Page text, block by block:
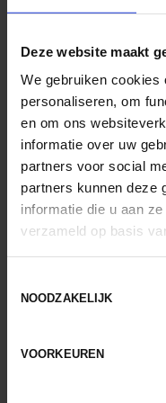
Deze website maakt
We gebruiken cookies
personaliseren, om
en om ons
informatie over uw
partners voor social
partners kunnen deze
informatie die u aan
verzameld op basis
NOODZAKELIJK
VOORKEUREN
Vrijheid
Na tien weken
koken, schrijven
pijn. Ze gaf aan
weer terugvond.
Haar verhaal laat
polsoperatie
en dagelijks
moeiteloos